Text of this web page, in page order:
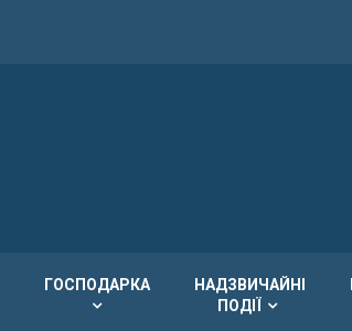
ГОСПОДАРКА
НАДЗВИЧАЙНІ
ПОДІЇ